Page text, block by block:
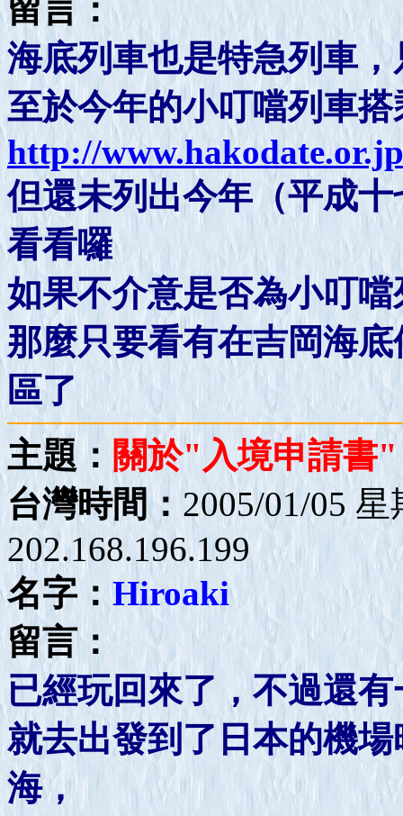
留言：
海底列車也是特急列車
至於今年的小叮噹列車
http://
但還未列出今年（平成
看看囉
如果不介意是否為小叮噹
那麼只要看有在吉岡海
區了
主題： 關於"入境申請書"
台灣時間： 2005/01/05
202.168.196.199
名字：Hiroaki
留言：
已經玩回來了，不過還
就去出發到了日本的機
海，